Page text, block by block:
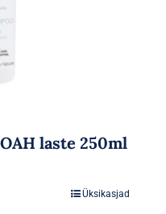
laste 250ml
Üksikasjad